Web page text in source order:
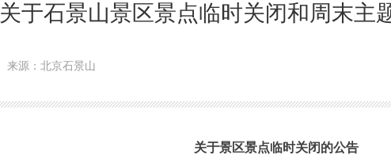
关于石景山景区景点临时关闭和周末主
来源：北京石景山
关于景区景点临时关闭的公告